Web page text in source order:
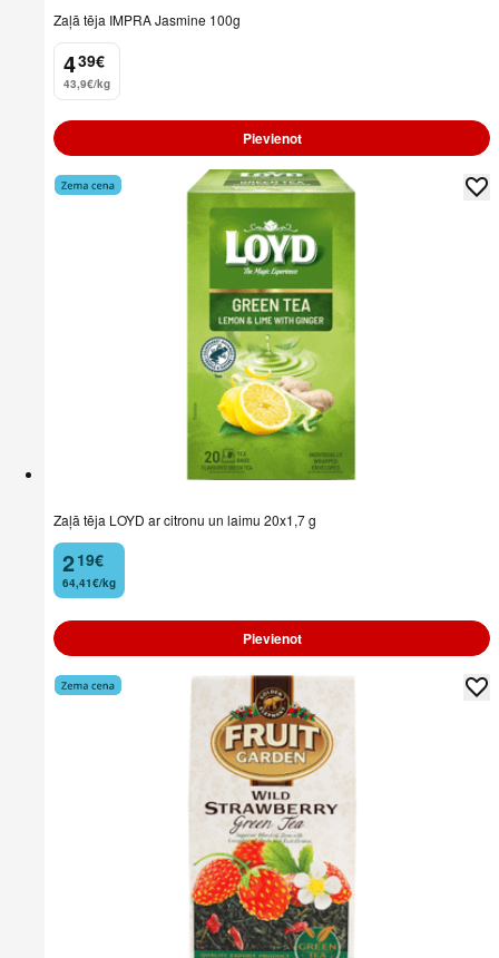
Zaļā tēja IMPRA Jasmine 100g
4
. 39€
43,9€/kg
Pievienot
Zaļā tēja LOYD ar citronu un laimu 20x1,7 g
2
. 19€
64,41€/kg
Pievienot